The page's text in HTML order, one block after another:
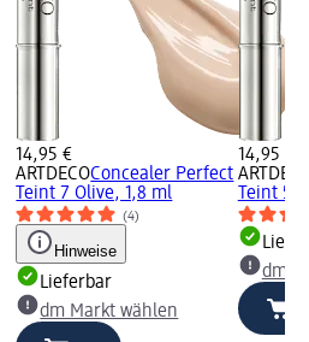
14,95 €
ARTDECOConcealer Perfect
Teint 7 Olive, 1,8 ml
(4)
Hinweise
Lieferbar
dm Markt wählen
14,95 €
Teint 5
dm